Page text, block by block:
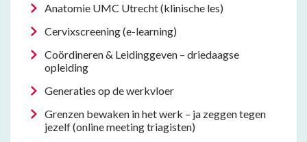
Anatomie UMC Utrecht (klinische les)
Cervixscreening (e-learning)
Coördineren & Leidinggeven – driedaagse
opleiding
Generaties op de werkvloer
Grenzen bewaken in het werk – ja zeggen tegen
jezelf (online meeting triagisten)